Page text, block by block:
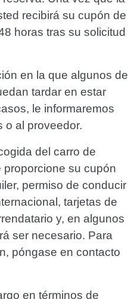
recibirá su cupón de
horas tras su solicitud
en la que algunos de
tardar en estar
le informaremos
o al proveedor.
del carro de
proporcione su cupón
permiso de conducir
tarjetas de
y, en algunos
ser necesario. Para
póngase en contacto
en términos de